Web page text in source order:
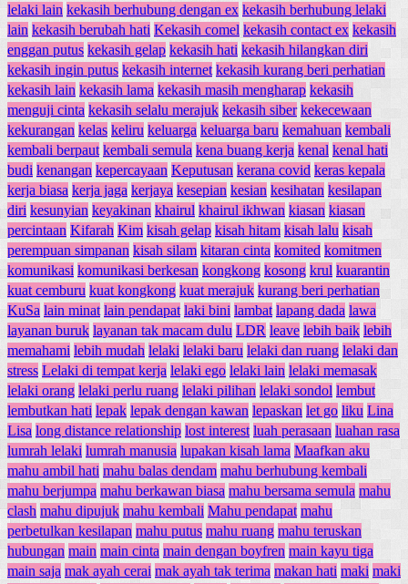
lelaki lain kekasih berhubung dengan ex kekasih berhubung lelaki
lain kekasih berubah hati Kekasih comel kekasih contact ex kekasih
enggan putus kekasih gelap kekasih hati kekasih hilangkan diri
kekasih ingin putus kekasih internet kekasih kurang beri perhatian
kekasih lain kekasih lama kekasih masih mengharap kekasih
menguji cinta kekasih selalu merajuk kekasih siber kekecewaan
kekurangan kelas keliru keluarga keluarga baru kemahuan kembali
kembali berpaut kembali semula kena buang kerja kenal kenal hati
budi kenangan kepercayaan Keputusan kerana covid keras kepala
kerja biasa kerja jaga kerjaya kesepian kesian kesihatan kesilapan
diri kesunyian keyakinan khairul khairul ikhwan kiasan kiasan
percintaan Kifarah Kim kisah gelap kisah hitam kisah lalu kisah
perempuan simpanan kisah silam kitaran cinta komited komitmen
komunikasi komunikasi berkesan kongkong kosong krul kuarantin
kuat cemburu kuat kongkong kuat merajuk kurang beri perhatian
KuSa lain minat lain pendapat laki bini lambat lapang dada lawa
layanan buruk layanan tak macam dulu LDR leave lebih baik lebih
memahami lebih mudah lelaki lelaki baru lelaki dan ruang lelaki dan
stress Lelaki di tempat kerja lelaki ego lelaki lain lelaki memasak
lelaki orang lelaki perlu ruang lelaki pilihan lelaki sondol lembut
lembutkan hati lepak lepak dengan kawan lepaskan let go liku Lina
Lisa long distance relationship lost interest luah perasaan luahan rasa
lumrah lelaki lumrah manusia lupakan kisah lama Maafkan aku
mahu ambil hati mahu balas dendam mahu berhubung kembali
mahu berjumpa mahu berkawan biasa mahu bersama semula mahu
clash mahu dipujuk mahu kembali Mahu pendapat mahu
perbetulkan kesilapan mahu putus mahu ruang mahu teruskan
hubungan main main cinta main dengan boyfren main kayu tiga
main saja mak ayah cerai mak ayah tak terima makan hati maki maki